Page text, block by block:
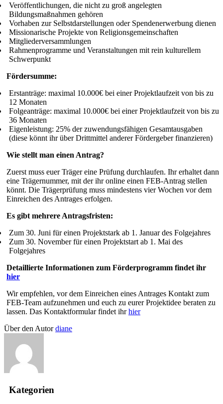
Veröffentlichungen, die nicht zu groß angelegten
Bildungsmaßnahmen gehören
Vorhaben zur Selbstdarstellungen oder Spendenerwerbung dienen
Missionarische Projekte von Religionsgemeinschaften
Mitgliederversammlungen
Rahmenprogramme und Veranstaltungen mit rein kulturellem
Schwerpunkt
Fördersumme:
Erstanträge: maximal 10.000€ bei einer Projektlaufzeit von bis zu
12 Monaten
Folgeanträge: maximal 10.000€ bei einer Projektlaufzeit von bis zu
36 Monaten
Eigenleistung: 25% der zuwendungsfähigen Gesamtausgaben
(diese könnt ihr über Drittmittel anderer Fördergeber finanzieren)
Wie stellt man einen Antrag?
Zuerst muss euer Träger eine Prüfung durchlaufen. Ihr erhaltet dann
eine Trägernummer, mit der ihr online einen FEB-Antrag stellen
könnt. Die Trägerprüfung muss mindestens vier Wochen vor dem
Einreichen des Antrages erfolgen.
Es gibt mehrere Antragsfristen:
Zum 30. Juni für einen Projektstark ab 1. Januar des Folgejahres
Zum 30. November für einen Projektstart ab 1. Mai des
Folgejahres
Detaillierte Informationen zum Förderprogramm findet ihr
hier
Wir empfehlen, vor dem Einreichen eines Antrages Kontakt zum
FEB-Team aufzunehmen und euch zu eurer Projektidee beraten zu
lassen. Das Kontaktformular findet ihrhier
Über den Autordiane
Kategorien